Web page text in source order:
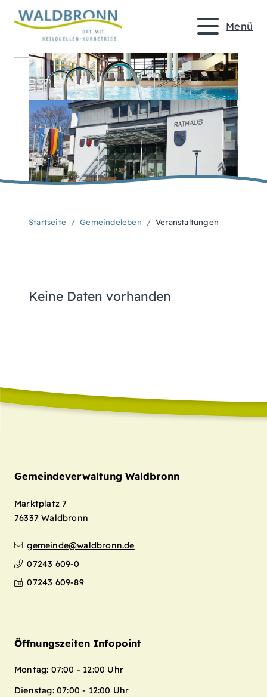
Menü
Startseite Gemeindeleben Veranstaltungen
Keine Daten vorhanden
Gemeindeverwaltung Waldbronn
Marktplatz 7
76337 Waldbronn
gemeinde@waldbronn.de
07243 609-0
07243 609-89
Öffnungszeiten Infopoint
Montag: 07:00 - 12:00 Uhr
Dienstag: 07:00 - 12:00 Uhr